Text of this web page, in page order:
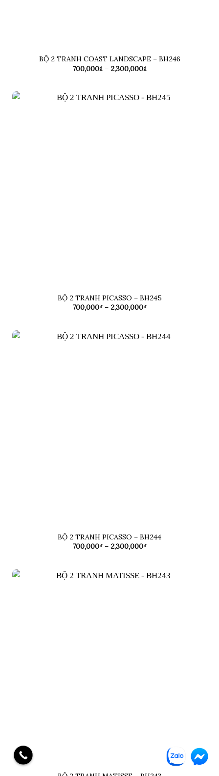
BỘ 2 TRANH COAST LANDSCAPE – BH246
700,000₫ – 2,300,000₫Khoảng
đến
2,300,000₫
BỘ 2 TRANH PICASSO – BH245
700,000₫ – 2,300,000₫Khoảng
đến
2,300,000₫
BỘ 2 TRANH PICASSO – BH244
700,000₫ – 2,300,000₫Khoảng
đến
2,300,000₫